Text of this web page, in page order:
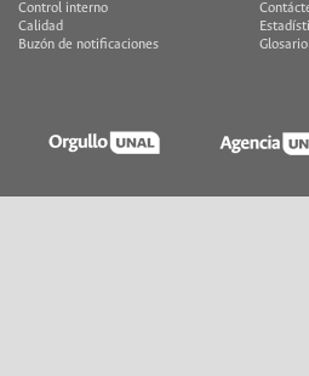
Control interno
Calidad
Buzón de notificaciones
Glosario